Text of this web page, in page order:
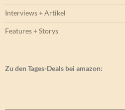
Interviews + Artikel
Features + Storys
Zu den Tages-Deals bei amazon: